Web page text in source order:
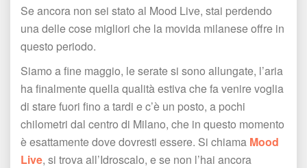
Se ancora non sei stato al Mood Live, stai perdendo
una delle cose migliori che la movida milanese offre in
questo periodo.
Siamo a fine maggio, le serate si sono allungate, l’aria
ha finalmente quella qualità estiva che fa venire voglia
di stare fuori fino a tardi e c’è un posto, a pochi
chilometri dal centro di Milano, che in questo momento
è esattamente dove dovresti essere. Si chiama Mood
Live, si trova all’Idroscalo, e se non l’hai ancora